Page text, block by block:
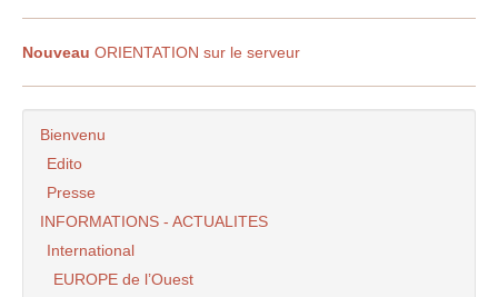
Nouveau ORIENTATION sur le serveur
Bienvenu
Edito
Presse
INFORMATIONS - ACTUALITES
International
EUROPE de l’Ouest